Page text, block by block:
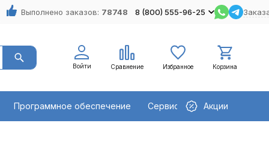
Выполнено заказов: 78748 8 (800) 555-96-25
Войти Сравнение Избранное Корзина
Программное обеспечение Сервисное оборудование
Акции